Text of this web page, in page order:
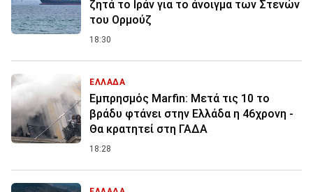
ζητά το Ιράν για το άνοιγμα των Στενών
του Ορμούζ
18:30
ΕΛΛΑΔΑ
Εμπρησμός Marfin: Μετά τις 10 το
βράδυ φτάνει στην Ελλάδα η 46χρονη -
Θα κρατητεί στη ΓΑΔΑ
18:28